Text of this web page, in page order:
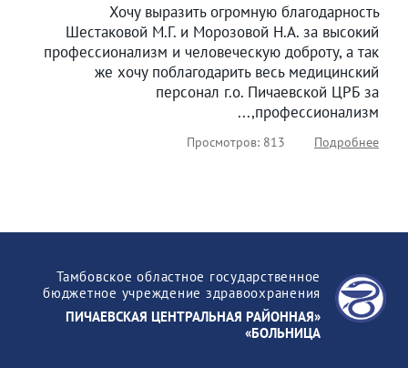
Хочу выразить огромную благодарность
Шестаковой М.Г. и Морозовой Н.А. за высокий
профессионализм и человеческую доброту, а так
же хочу поблагодарить весь медицинский
персонал г.о. Пичаевской ЦРБ за
профессионализм,...
Подробнее
Просмотров: 813
Тамбовское областное государственное
бюджетное учреждение здравоохранения
«ПИЧАЕВСКАЯ ЦЕНТРАЛЬНАЯ РАЙОННАЯ
БОЛЬНИЦА»